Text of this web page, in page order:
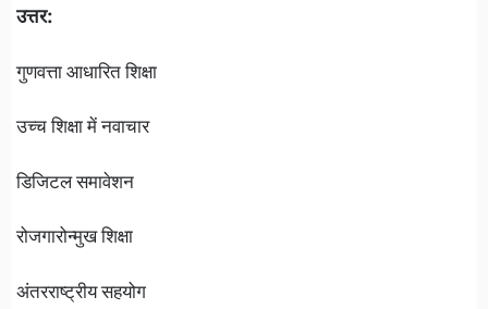
उत्तर:
गुणवत्ता आधारित शिक्षा
उच्च शिक्षा में नवाचार
डिजिटल समावेशन
रोजगारोन्मुख शिक्षा
अंतरराष्ट्रीय सहयोग